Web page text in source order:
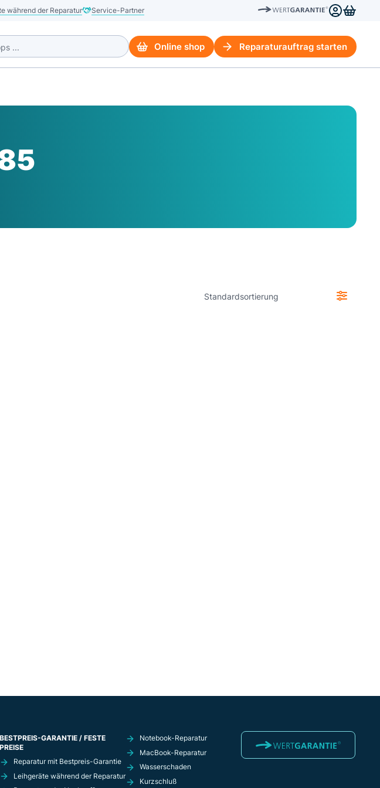
während der Reparatur Service-Partner
Online shop Reparaturauftrag starten
BESTPREIS-GARANTIE / FESTE
PREISE
Reparatur mit Bestpreis-Garantie
Leihgeräte während der Reparatur
Notebook-Reparatur
MacBook-Reparatur
Wasserschaden
Kurzschluß